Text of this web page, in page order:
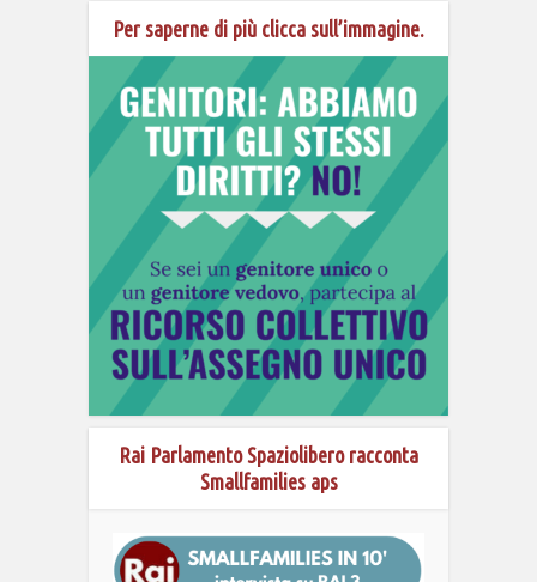
Per saperne di più clicca sull’immagine.
Rai Parlamento Spaziolibero racconta
Smallfamilies aps